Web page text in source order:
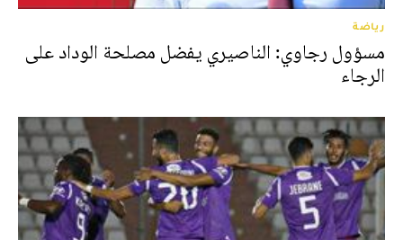
رياضة
مسؤول رجاوي: الناصيري يفضل مصلحة الوداد على
الرجاء